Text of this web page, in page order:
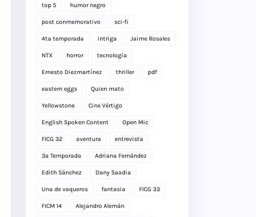
top 5 humor negro
post conmemorativo sci-fi
4ta temporada intriga Jaime Rosales
NTX horror tecnología
Ernesto Diezmartínez thriller pdf
eastern eggs Quien mato
Yellowstone Cine Vértigo
English Spoken Content Open Mic
FICG 32 aventura entrevista
3a Temporada Adriana Fernández
Edith Sánchez Dany Saadia
Una de vaqueros fantasia FICG 33
FICM 14 Alejandro Alemán